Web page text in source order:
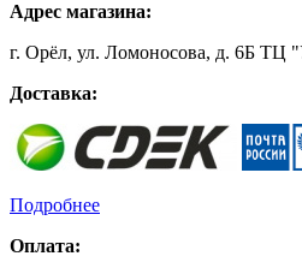
Адрес магазина:
г. Орёл, ул. Ломоносова, д. 6Б ТЦ
Доставка:
Подробнее
Оплата: